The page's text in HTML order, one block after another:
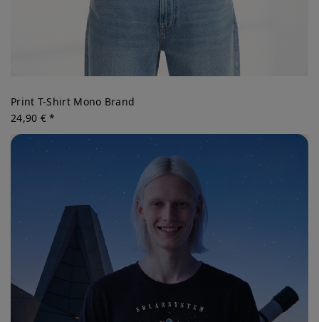
Print T-Shirt Mono Brand
24,90 € *